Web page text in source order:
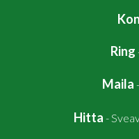
Ring
Maila -
Hitta -